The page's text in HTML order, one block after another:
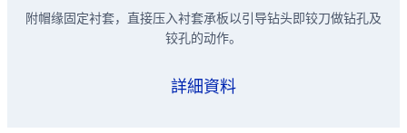
附帽缘固定衬套，直接压入衬套承板以引导钻头即铰刀做钻孔及
铰孔的动作。
詳細資料